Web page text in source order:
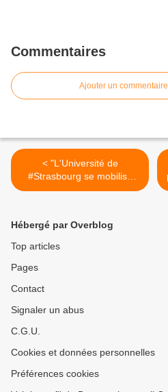
Commentaires
Ajouter un commentaire
< "L'Université de
#Strasbourg se mobilise
pour l'accueil des étudiants
Hébergé par Overblog
Top articles
Pages
Contact
Signaler un abus
C.G.U.
Cookies et données personnelles
Préférences cookies